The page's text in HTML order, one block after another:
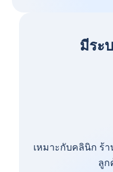
มีระ
เหมาะกับคลินิก ร้
ลูก